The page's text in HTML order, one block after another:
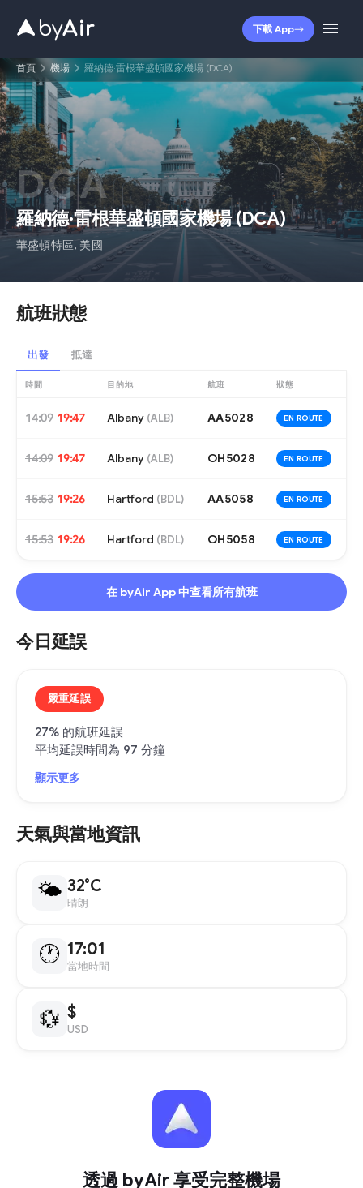
下載 App
首頁 機場 羅納德·雷根華盛頓國家機場 (DCA)
DCA
羅納德·雷根華盛頓國家機場(DCA)
華盛頓特區,美國
航班狀態
出發 抵達
時間 目的地 航班 狀態
14:09 19:47 Albany (ALB) AA5028 EN ROUTE
14:09 19:47 Albany (ALB) OH5028 EN ROUTE
15:53 19:26 Hartford (BDL) AA5058 EN ROUTE
15:53 19:26 Hartford (BDL) OH5058 EN ROUTE
在 byAir App 中查看所有航班
今日延誤
嚴重延誤
27% 的航班延誤
平均延誤時間為 97 分鐘
顯示更多
天氣與當地資訊
🌤 32°C
晴朗
🕐 17:01
當地時間
💱 $
USD
透過 byAir 享受完整機場